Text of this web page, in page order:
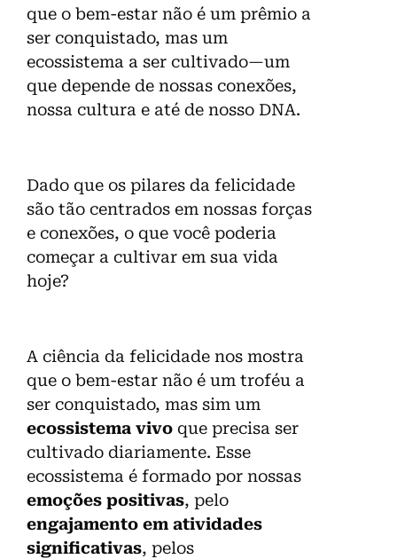
que o bem-estar não é um prêmio a
ser conquistado, mas um
ecossistema a ser cultivado—um
que depende de nossas conexões,
nossa cultura e até de nosso DNA.
Dado que os pilares da felicidade
são tão centrados em nossas forças
e conexões, o que você poderia
começar a cultivar em sua vida
hoje?
A ciência da felicidade nos mostra
que o bem-estar não é um troféu a
ser conquistado, mas sim um
ecossistema vivo que precisa ser
cultivado diariamente. Esse
ecossistema é formado por nossas
emoções positivas, pelo
engajamento em atividades
significativas, pelos